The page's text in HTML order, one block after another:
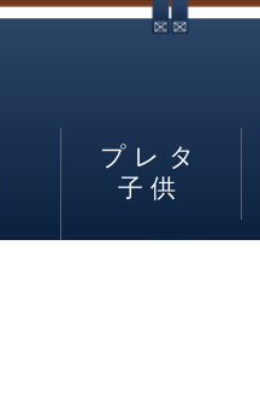
プレタ
子供